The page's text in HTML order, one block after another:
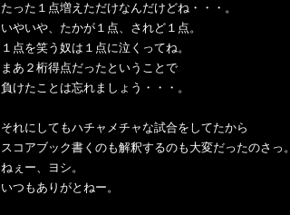
たった１点増えただけなんだけどね・・・。
いやいや、たかが１点、されど１点。
１点を笑う奴は１点に泣くってね。
まあ２桁得点だったということで
負けたことは忘れましょう・・・。
それにしてもハチャメチャな試合をしてたから
スコアブック書くのも解釈するのも大変だったのさっ。
ねぇー、ヨシ。
いつもありがとねー。